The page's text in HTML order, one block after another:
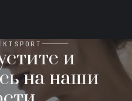
и
на наши